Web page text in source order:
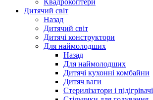
Квадрокоптери
Дитячий світ
Назад
Дитячий світ
Дитячі конструктори
Для наймолодших
Назад
Для наймолодших
Дитячі кухонні комбайни
Дитяч ваги
Стерилізатори і підігрівачі